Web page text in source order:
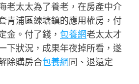
老太太為了養老，在房產中介
青浦區練塘鎮的應用權房，付
金。付了錢， 包養網老太太才
下狀況，成果年夜掉所看，遂
除購房合包養網同、退還定